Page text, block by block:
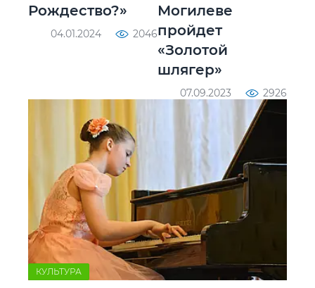
Рождество?»
04.01.2024 2046
Могилеве
пройдет
«Золотой
шлягер»
07.09.2023 2926
КУЛЬТУРА